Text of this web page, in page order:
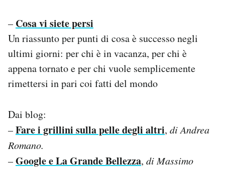
– Cosa vi siete persi
Un riassunto per punti di cosa è successo negli
ultimi giorni: per chi è in vacanza, per chi è
appena tornato e per chi vuole semplicemente
rimettersi in pari coi fatti del mondo
Dai blog:
–Fare i grillini sulla pelle degli altri, di Andrea
Romano.
–Google e La Grande Bellezza, di Massimo